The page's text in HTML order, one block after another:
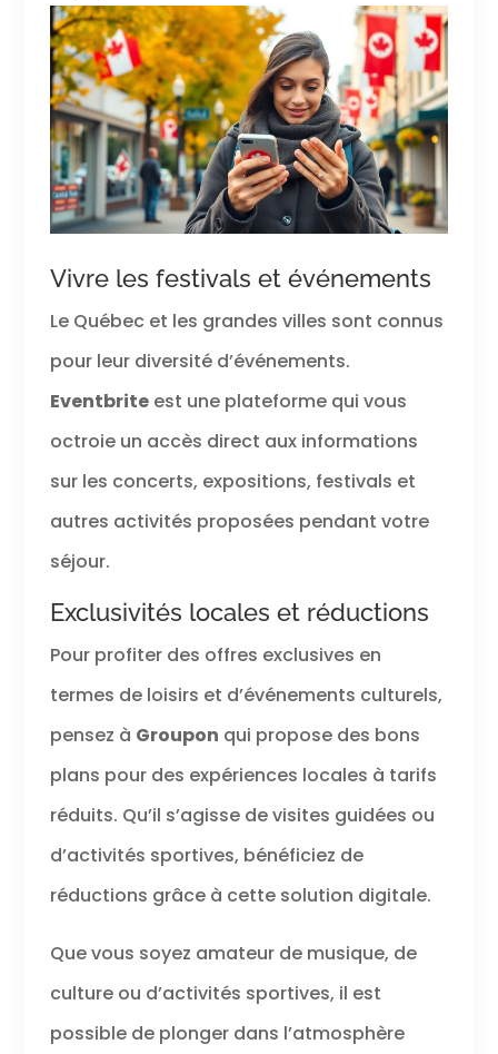
Vivre les festivals et événements
Le Québec et les grandes villes sont connus
pour leur diversité d’événements.
Eventbriteest une plateforme qui vous
octroie un accès direct aux informations
sur les concerts, expositions, festivals et
autres activités proposées pendant votre
séjour.
Exclusivités locales et réductions
Pour profiter des offres exclusives en
termes de loisirs et d’événements culturels,
pensez à Groupon qui propose des bons
plans pour des expériences locales à tarifs
réduits. Qu’il s’agisse de visites guidées ou
d’activités sportives, bénéficiez de
réductions grâce à cette solution digitale.
Que vous soyez amateur de musique, de
culture ou d’activités sportives, il est
possible de plonger dans l’atmosphère